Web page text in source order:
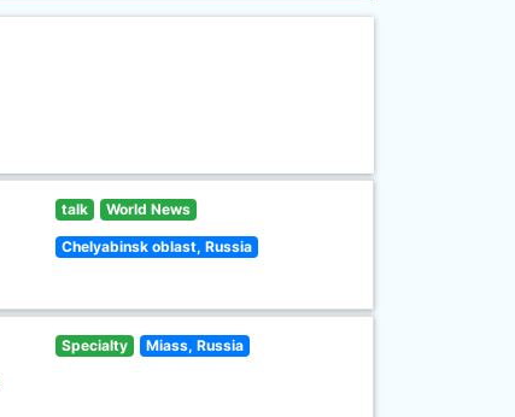
talk World News
Chelyabinsk oblast, Russia
Specialty Miass, Russia